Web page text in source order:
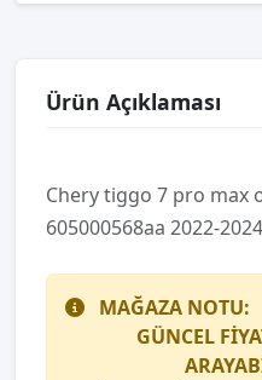
Ürün Açıklaması
Chery ti̇ggo 7 pro max
605000568aa 2022-2024
MAĞAZA NOTU:
GÜNCEL